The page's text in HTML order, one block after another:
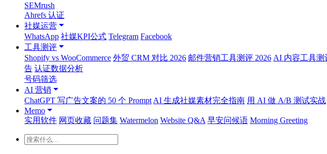
SEMrush
Ahrefs 认证
社媒运营
WhatsApp 社媒KPI公式 Telegram Facebook
工具测评
Shopify vs WooCommerce 外贸 CRM 对比 2026 邮件营销工具测评 2026 AI 内容工具测
告 认证数据分析
号码筛选
AI 营销
ChatGPT 写广告文案的 50 个 Prompt AI 生成社媒素材完全指南 用 AI 做 A/B 测试实战
Memo
实用软件 网页收藏 问题集 Watermelon Website Q&A 早安问候语 Morning Greeting